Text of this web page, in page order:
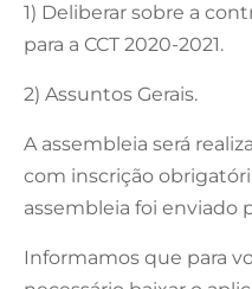
1) Deliberar sobre a
para a CCT 2020-2021.
2) Assuntos Gerais.
A assembleia será
com inscrição
assembleia foi enviado
Informamos que para